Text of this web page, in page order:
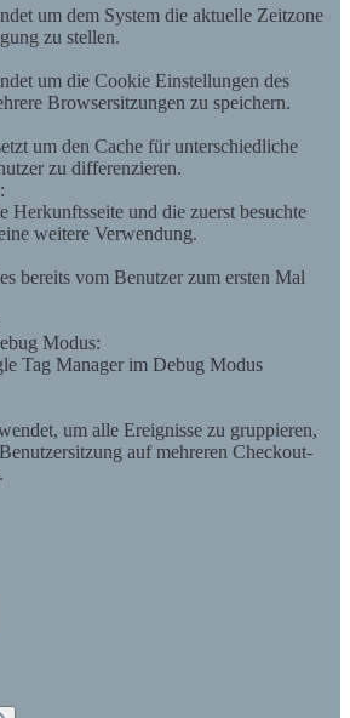
um dem System die aktuelle Zeitzone
zu stellen.
um die Cookie Einstellungen des
Browsersitzungen zu speichern.
um den Cache für unterschiedliche
zu differenzieren.
Herkunftsseite und die zuerst besuchte
weitere Verwendung.
bereits vom Benutzer zum ersten Mal
Modus:
Tag Manager im Debug Modus
um alle Ereignisse zu gruppieren,
auf mehreren Checkout-